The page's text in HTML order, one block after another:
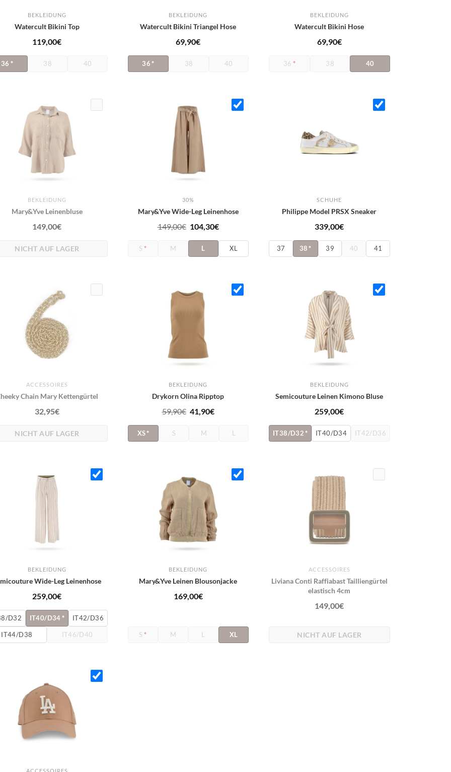
BEKLEIDUNG
Watercult Bikini Top
119,00€
36 * 38 40
BEKLEIDUNG
Watercult Bikini Triangel Hose
69,90€
36 * 38 40
BEKLEIDUNG
Watercult Bikini Hose
69,90€
36 * 38 40
BEKLEIDUNG
Mary&Yve Leinenbluse
149,00€
NICHT AUF LAGER
30%
Mary&Yve Wide-Leg Leinenhose
149,00€ Ursprünglicher
Preis
war:
104,30€Aktueller
Preis
S * M L XL
SCHUHE
Philippe Model PRSX Sneaker
339,00€
37 38 * 39 40 41
ACCESSOIRES
Chain Mary Kettengürtel
32,95€
NICHT AUF LAGER
BEKLEIDUNG
Drykorn Olina Ripptop
59,90€ Ursprünglicher
war:
41,90€Aktueller
XS* S M L
BEKLEIDUNG
Semicouture Leinen Kimono Bluse
259,00€
IT38/D32* IT40/D34 IT42/D36
BEKLEIDUNG
Wide-Leg Leinenhose
259,00€
D32 IT40/D34* IT42/D36
IT44/D38 IT46/D40
BEKLEIDUNG
Mary&Yve Leinen Blousonjacke
169,00€
S * M L XL
ACCESSOIRES
Liviana Conti Raffiabast Tailliengürtel
elastisch 4cm
149,00€
NICHT AUF LAGER